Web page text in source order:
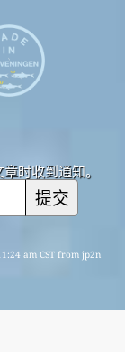
时收到通知。
提交
am CST from jp2n